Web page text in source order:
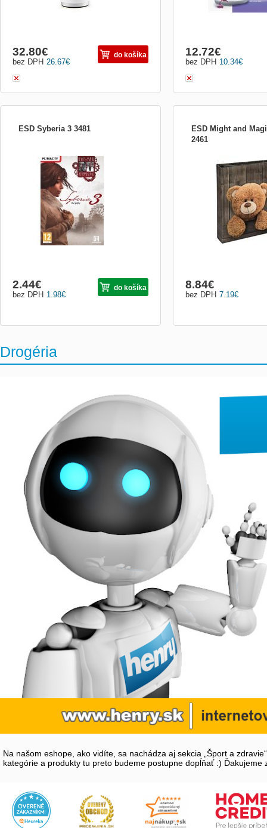
26.67€
bez DPH
32.80€ do košíka
10.34€
bez DPH
12.72€
ESD Syberia 3 3481
ESD Syberia 3
1.98€
bez DPH
2.44€ do košíka
ESD Might and
2461
ESD Might and Magic
7.19€
bez DPH
8.84€
Drogéria
Na našom eshope, ako vidíte, sa nachádza aj sekcia „Šport a
kategórie a produkty tu preto budeme postupne dopĺňať :) Ďakujeme